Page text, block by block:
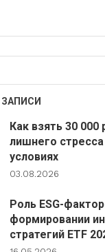
Как взять 30 000
лишнего стресса
условиях
03.08.2026
Роль ESG-
формировании
стратегий ETF